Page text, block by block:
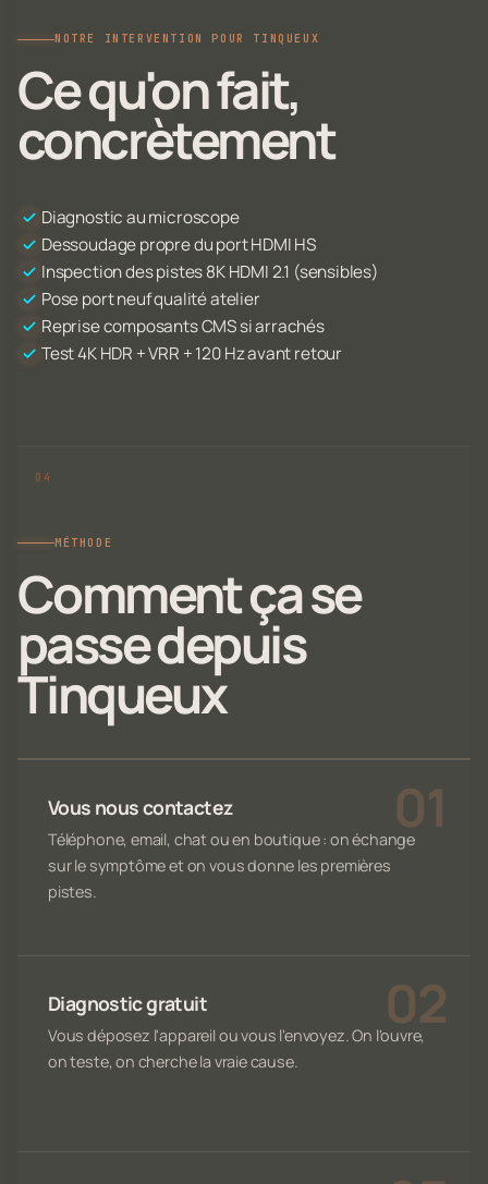
NOTRE INTERVENTION POUR TINQUEUX
Ce qu'on fait,
concrètement
Diagnostic au microscope
Dessoudage propre du port HDMI HS
Inspection des pistes 8K HDMI 2.1 (sensibles)
Pose port neuf qualité atelier
Reprise composants CMS si arrachés
Test 4K HDR + VRR + 120 Hz avant retour
MÉTHODE
Comment ça se
passe depuis
Tinqueux
Vous nous contactez
Téléphone, email, chat ou en boutique : on échange
sur le symptôme et on vous donne les premières
pistes.
Diagnostic gratuit
Vous déposez l'appareil ou vous l'envoyez. On l'ouvre,
on teste, on cherche la vraie cause.